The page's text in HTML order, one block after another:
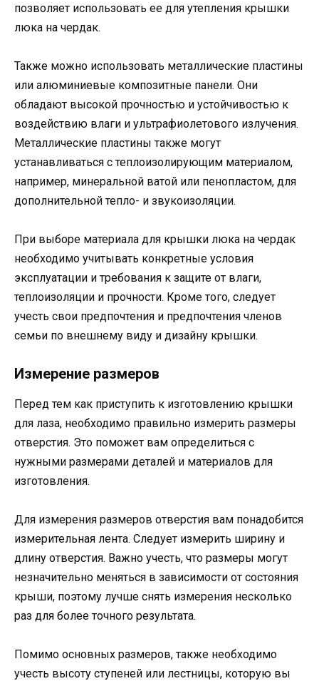
позволяет использовать ее для утепления крышки
люка на чердак.
Также можно использовать металлические пластины
или алюминиевые композитные панели. Они
обладают высокой прочностью и устойчивостью к
воздействию влаги и ультрафиолетового излучения.
Металлические пластины также могут
устанавливаться с теплоизолирующим материалом,
например, минеральной ватой или пенопластом, для
дополнительной тепло- и звукоизоляции.
При выборе материала для крышки люка на чердак
необходимо учитывать конкретные условия
эксплуатации и требования к защите от влаги,
теплоизоляции и прочности. Кроме того, следует
учесть свои предпочтения и предпочтения членов
семьи по внешнему виду и дизайну крышки.
Измерение размеров
Перед тем как приступить к изготовлению крышки
для лаза, необходимо правильно измерить размеры
отверстия. Это поможет вам определиться с
нужными размерами деталей и материалов для
изготовления.
Для измерения размеров отверстия вам понадобится
измерительная лента. Следует измерить ширину и
длину отверстия. Важно учесть, что размеры могут
незначительно меняться в зависимости от состояния
крыши, поэтому лучше снять измерения несколько
раз для более точного результата.
Помимо основных размеров, также необходимо
учесть высоту ступеней или лестницы, которую вы